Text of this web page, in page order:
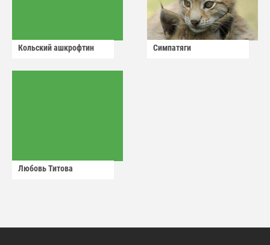
Кольский ашкрофтин Симпатяги
Любовь Титова